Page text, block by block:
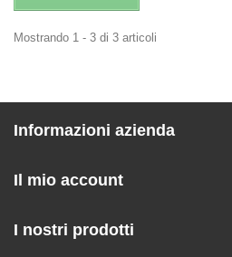
Mostrando 1 - 3 di 3 articoli
Informazioni azienda
Il mio account
I nostri prodotti